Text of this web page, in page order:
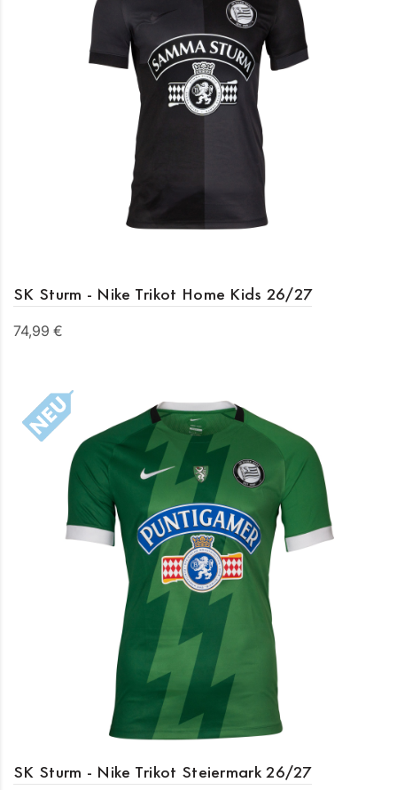
SK Sturm - Nike Trikot Home Kids 26/27
74,99 €
SK Sturm - Nike Trikot Steiermark 26/27